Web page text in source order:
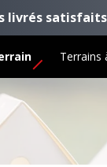
Terrains
livrés satisfaits